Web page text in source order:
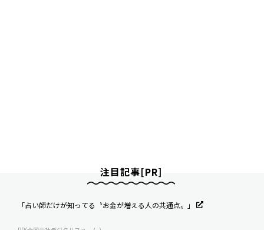
注目記事[PR]
「占い師だけが知ってる〝お金が増える人の共通点〟」